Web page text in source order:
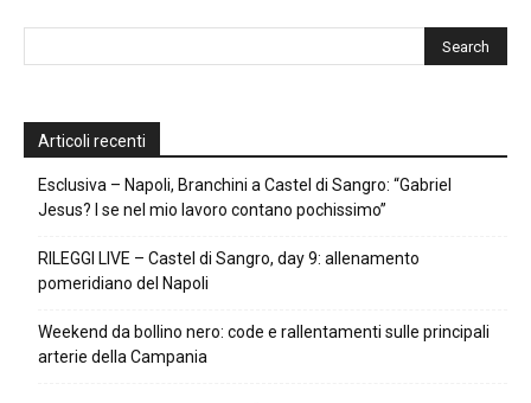
Articoli recenti
Esclusiva – Napoli, Branchini a Castel di Sangro: “Gabriel
Jesus? I se nel mio lavoro contano pochissimo”
RILEGGI LIVE – Castel di Sangro, day 9: allenamento
pomeridiano del Napoli
Weekend da bollino nero: code e rallentamenti sulle principali
arterie della Campania